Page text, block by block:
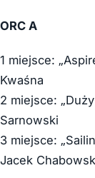
ORC A
1 miejsce:
Kwaśna
2 miejsce:
Sarnowski
3 miejsce:
Jacek